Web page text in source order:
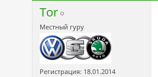
Tor
Местный гуру
Регистрация: 18.01.2014